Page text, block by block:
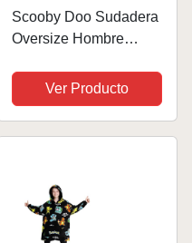
Scooby Doo Sudadera
Oversize Hombre
Ver Producto